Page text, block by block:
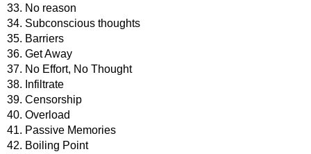
33. No reason
34. Subconscious thoughts
35. Barriers
36. Get Away
37. No Effort, No Thought
38. Infiltrate
39. Censorship
40. Overload
41. Passive Memories
42. Boiling Point